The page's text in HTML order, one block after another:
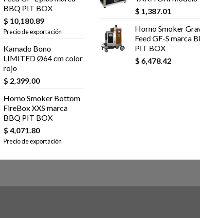
BBQ PIT BOX
$ 10,180.89
Precio de exportación
Kamado Bono
LIMITED Ø64 cm color
rojo
$ 2,399.00
Horno Smoker Bottom
FireBox XXS marca
BBQ PIT BOX
$ 4,071.80
Precio de exportación
$ 1,387.01
Horno Smoker
Feed GF-S marca
PIT BOX
$ 6,478.42